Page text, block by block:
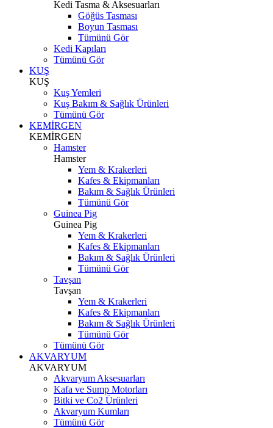
Kedi Tasma & Aksesuarları
Göğüs Tasması
Boyun Tasması
Tümünü Gör
Kedi Kapıları
Tümünü Gör
KUŞ
KUŞ
Kuş Yemleri
Kuş Bakım & Sağlık Ürünleri
Tümünü Gör
KEMİRGEN
KEMİRGEN
Hamster
Hamster
Yem & Krakerleri
Kafes & Ekipmanları
Bakım & Sağlık Ürünleri
Tümünü Gör
Guinea Pig
Guinea Pig
Yem & Krakerleri
Kafes & Ekipmanları
Bakım & Sağlık Ürünleri
Tümünü Gör
Tavşan
Tavşan
Yem & Krakerleri
Kafes & Ekipmanları
Bakım & Sağlık Ürünleri
Tümünü Gör
Tümünü Gör
AKVARYUM
AKVARYUM
Akvaryum Aksesuarları
Kafa ve Sump Motorları
Bitki ve Co2 Ürünleri
Akvaryum Kumları
Tümünü Gör